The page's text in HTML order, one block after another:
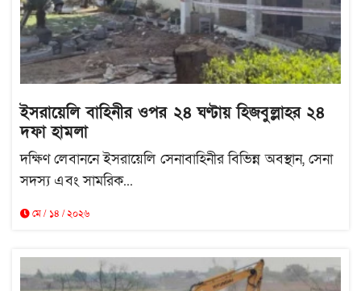
ইসরায়েলি বাহিনীর ওপর ২৪ ঘণ্টায় হিজবুল্লাহর ২৪
দফা হামলা
দক্ষিণ লেবাননে ইসরায়েলি সেনাবাহিনীর বিভিন্ন অবস্থান, সেনা
সদস্য এবং সামরিক...
মে / ১৪ / ২০২৬